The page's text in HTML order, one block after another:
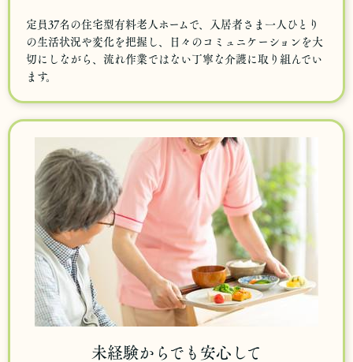
定員37名の住宅型有料老人ホームで、入居者さま一人ひとり
の生活状況や変化を把握し、日々のコミュニケーションを大
切にしながら、流れ作業ではない丁寧な介護に取り組んでい
ます。
未経験からでも安心して